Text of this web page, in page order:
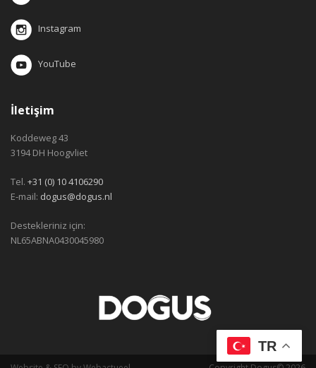
Instagram
YouTube
İletişim
Koddeweg 43
3194 DH Hoogvliet
Tel. +31 (0) 10 4106290
E-mail: dogus@dogus.nl
Destekleriniz için:
NL65ABNA0430045980
TR